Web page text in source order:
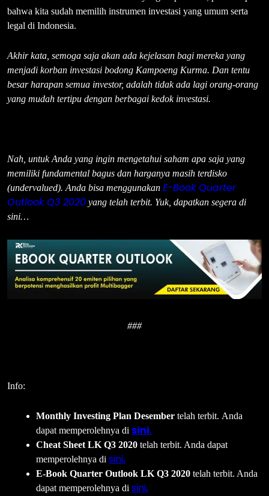
bahwa kita sudah memilih instrumen investasi yang umum serta
legal di Indonesia.
Akhir kata, semoga saja akan ada kejelasan bagi mereka yang
menjadi korban investasi bodong Kampoeng Kurma. Dan tentu
besar harapan semua investor, adalah tidak ada lagi orang-orang
yang mudah tertipu dengan berbagai kedok investasi.
Nah, untuk Anda yang ingin mengetahui saham apa saja yang
memiliki fundamental bagus dan harganya masih terdisko
(undervalued). Anda bisa menggunakan E-Book Quarter
Outlook Q3 2020 yang telah terbit. Yuk, dapatkan segera di
sini…
###
Info:
Monthly Investing Plan Desember telah terbit. Anda
dapat memperolehnya di sini.
Cheat Sheet LK Q3 2020 telah terbit. Anda dapat
memperolehnya di sini.
E-Book Quarter Outlook LK Q3 2020 telah terbit. Anda
dapat memperolehnya di sini.